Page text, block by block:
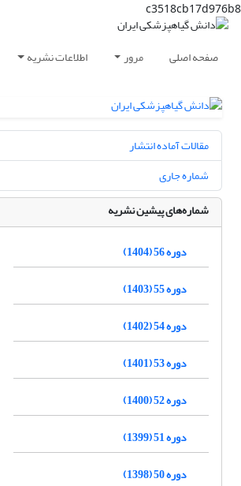
c3518cb17d976b8
صفحه اصلی مرور اطلاعات نشریه
مقالات آماده انتشار
شماره جاری
شماره‌های پیشین نشریه
دوره 56 (1404)
دوره 55 (1403)
دوره 54 (1402)
دوره 53 (1401)
دوره 52 (1400)
دوره 51 (1399)
دوره 50 (1398)